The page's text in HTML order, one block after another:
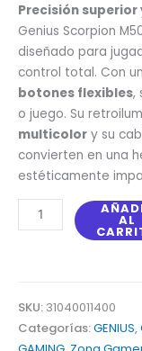
Precisión
Genius Scorpion
diseñado para
control total. Con
botones flexibles,
o juego. Su
multicolor y su
convierten en una
estéticamente
AL
SKU: 31040011400
Categorías:GENIUS,